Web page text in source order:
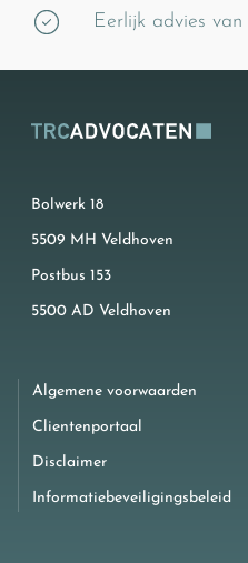
Eerlijk advies van
Bolwerk 18
5509 MH Veldhoven
Postbus 153
5500 AD Veldhoven
Algemene voorwaarden
Clientenportaal
Disclaimer
Informatiebeveiligingsbeleid